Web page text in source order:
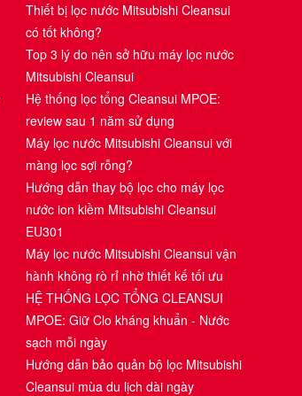
Thiết bị lọc nước Mitsubishi Cleansui
có tốt không?
Top 3 lý do nên sở hữu máy lọc nước
Mitsubishi Cleansui
Hệ thống lọc tổng Cleansui MPOE:
review sau 1 năm sử dụng
Máy lọc nước Mitsubishi Cleansui với
màng lọc sợi rỗng?
Hướng dẫn thay bộ lọc cho máy lọc
nước ion kiềm Mitsubishi Cleansui
EU301
Máy lọc nước Mitsubishi Cleansui vận
hành không rò rỉ nhờ thiết kế tối ưu
HỆ THỐNG LỌC TỔNG CLEANSUI
MPOE: Giữ Clo kháng khuẩn - Nước
sạch mỗi ngày
Hướng dẫn bảo quản bộ lọc Mitsubishi
Cleansui mùa du lịch dài ngày